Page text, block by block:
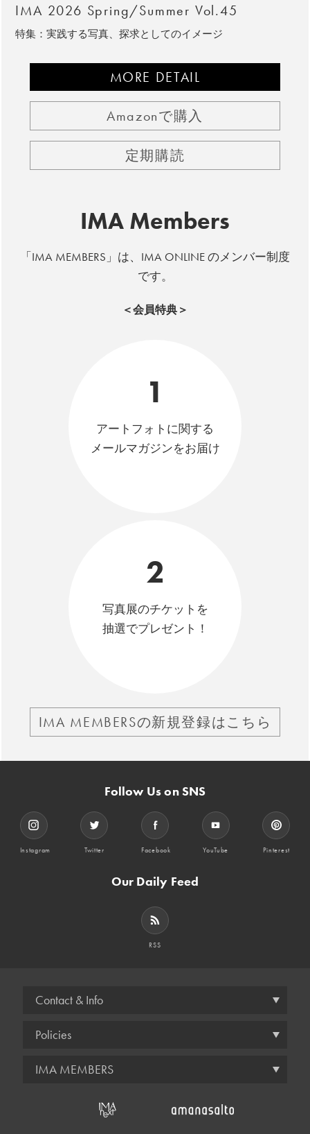
IMA 2026 Spring/Summer Vol.45
特集：実践する写真、探求としてのイメージ
MORE DETAIL
Amazonで購入
定期購読
IMA Members
「IMA MEMBERS」は、IMA ONLINE のメンバー制度
です。
＜会員特典＞
1
アートフォトに関する
メールマガジンをお届け
2
写真展のチケットを
抽選でプレゼント！
IMA MEMBERSの新規登録はこちら
Follow Us on SNS
Instagram Twitter Facebook YouTube Pinterest
Our Daily Feed
RSS
Contact & Info
Policies
IMA MEMBERS